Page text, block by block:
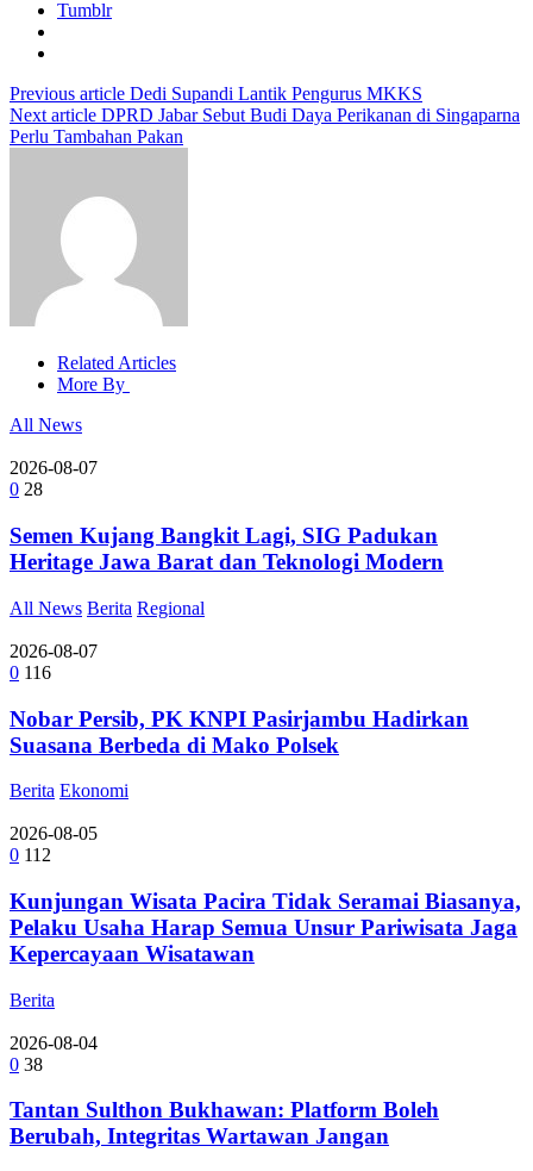
Tumblr
Previous article Dedi Supandi Lantik Pengurus MKKS
Next article DPRD Jabar Sebut Budi Daya Perikanan di Singaparna
Perlu Tambahan Pakan
Related Articles
More By
All News
2026-08-07
0 28
Semen Kujang Bangkit Lagi, SIG Padukan
Heritage Jawa Barat dan Teknologi Modern
All News Berita Regional
2026-08-07
0 116
Nobar Persib, PK KNPI Pasirjambu Hadirkan
Suasana Berbeda di Mako Polsek
Berita Ekonomi
2026-08-05
0 112
Kunjungan Wisata Pacira Tidak Seramai Biasanya,
Pelaku Usaha Harap Semua Unsur Pariwisata Jaga
Kepercayaan Wisatawan
Berita
2026-08-04
0 38
Tantan Sulthon Bukhawan: Platform Boleh
Berubah, Integritas Wartawan Jangan